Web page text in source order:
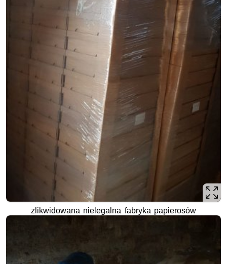
zlikwidowana nielegalna fabryka papierosów